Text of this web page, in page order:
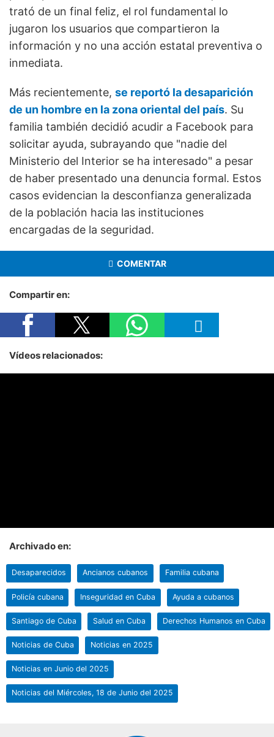
trató de un final feliz, el rol fundamental lo
jugaron los usuarios que compartieron la
información y no una acción estatal preventiva o
inmediata.
Más recientemente, se reportó la desaparición
de un hombre en la zona oriental del país. Su
familia también decidió acudir a Facebook para
solicitar ayuda, subrayando que "nadie del
Ministerio del Interior se ha interesado" a pesar
de haber presentado una denuncia formal. Estos
casos evidencian la desconfianza generalizada
de la población hacia las instituciones
encargadas de la seguridad.
COMENTAR
Compartir en:
Vídeos relacionados:
Archivado en:
Desaparecidos Ancianos cubanos Familia cubana
Policía cubana Inseguridad en Cuba Ayuda a cubanos
Santiago de Cuba Salud en Cuba Derechos Humanos en Cuba
Noticias de Cuba Noticias en 2025
Noticias en Junio del 2025
Noticias del Miércoles, 18 de Junio del 2025